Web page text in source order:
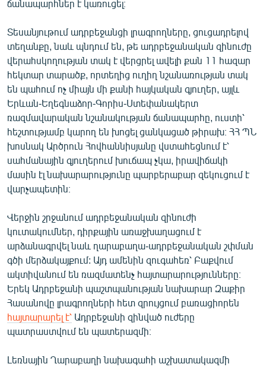
ճանապարհներ է կառուցել։
Տեսանյութում ադրբեջանցի լրագրողները, ցուցադրելով
տեղանքը, նաև պնդում են, թե ադրբեջանական զինուժը
վերահսկողության տակ է վերցրել ավելի քան 11 հազար
հեկտար տարածք, որտեղից ուղիղ նշանառության տակ
են պահում ոչ միայն մի քանի հայկական գյուղեր, այլև
Երևան-Եղեգնաձոր-Գորիս-Ստեփանակերտ
ռազմավարական նշանակության ճանապարհը, ուստի՝
հեշտությամբ կարող են խոցել ցանկացած թիրախ։ ՀՀ ՊՆ
խոսնակ Արծրուն Հովհաննիսյանը վստահեցնում է՝
սահմանային գյուղերում խուճապ չկա, իրավիճակի
մասին էլ նախարարությունը պարբերաբար զեկուցում է
վարչապետին։
Վերջին շրջանում ադրբեջանական զինուժի
կուտակումներ, դիրքային առաջխաղացում է
արձանագրվել նաև ղարաբաղա-ադրբեջանական շփման
գծի մերձակայքում: Այդ ամենին զուգահեռ՝ Բաքվում
ակտիվանում են ռազմատենչ հայտարարությունները։
Երեկ Ադրբեջանի պաշտպանության նախարար Զաքիր
Հասանովը լրագրողների հետ զրույցում բառացիորեն
հայտարարել է՝ Ադրբեջանի զինված ուժերը
պատրաստվում են պատերազմի։
Լեռնային Ղարաբաղի նախագահի աշխատակազմի